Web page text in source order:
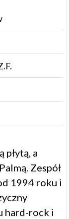
płytą, a
. Zespół
1994 roku i
hard-rock i